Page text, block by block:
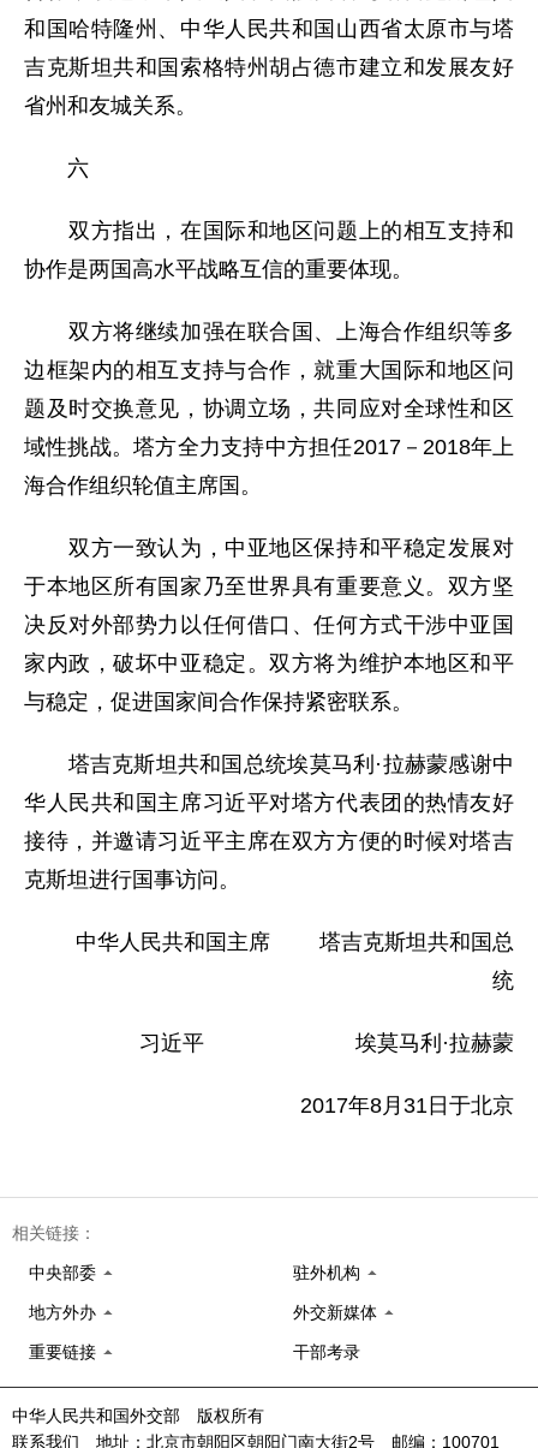
和国哈特隆州、中华人民共和国山西省太原市与塔
吉克斯坦共和国索格特州胡占德市建立和发展友好
省州和友城关系。
六
双方指出，在国际和地区问题上的相互支持和
协作是两国高水平战略互信的重要体现。
双方将继续加强在联合国、上海合作组织等多
边框架内的相互支持与合作，就重大国际和地区问
题及时交换意见，协调立场，共同应对全球性和区
域性挑战。塔方全力支持中方担任2017－2018年上
海合作组织轮值主席国。
双方一致认为，中亚地区保持和平稳定发展对
于本地区所有国家乃至世界具有重要意义。双方坚
决反对外部势力以任何借口、任何方式干涉中亚国
家内政，破坏中亚稳定。双方将为维护本地区和平
与稳定，促进国家间合作保持紧密联系。
塔吉克斯坦共和国总统埃莫马利·拉赫蒙感谢中
华人民共和国主席习近平对塔方代表团的热情友好
接待，并邀请习近平主席在双方方便的时候对塔吉
克斯坦进行国事访问。
中华人民共和国主席 塔吉克斯坦共和国总
统
习近平 埃莫马利·拉赫蒙
2017年8月31日于北京
相关链接：
中央部委 驻外机构
地方外办 外交新媒体
重要链接 干部考录
中华人民共和国外交部 版权所有
联系我们 地址：北京市朝阳区朝阳门南大街2号 邮编：100701